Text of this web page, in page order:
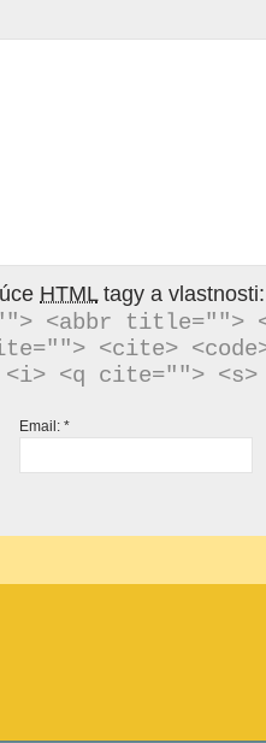
HTMLtagy a vlastnosti:
<abbr title="">
<cite>
Email:*